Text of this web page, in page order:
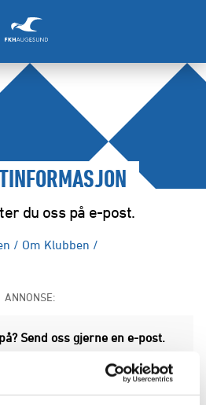
du oss på e-post.
/ Om Klubben /
ANNONSE:
Send oss gjerne en e-post.